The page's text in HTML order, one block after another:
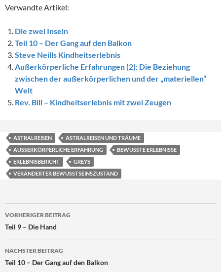
Verwandte Artikel:
Die zwei Inseln
Teil 10 – Der Gang auf den Balkon
Steve Neills Kindheitserlebnis
Außerkörperliche Erfahrungen (2): Die Beziehung
zwischen der außerkörperlichen und der „materiellen“
Welt
Rev. Bill – Kindheitserlebnis mit zwei Zeugen
ASTRALREISEN
ASTRALREISEN UND TRÄUME
AUSSERKÖRPERLICHE ERFAHRUNG
BEWUSSTE ERLEBNISSE
ERLEBNISBERICHT
GREYS
VERÄNDERTER BEWUSSTSEINSZUSTAND
Beitragsnavigation
VORHERIGER BEITRAG
Teil 9 – Die Hand
NÄCHSTER BEITRAG
Teil 10 – Der Gang auf den Balkon